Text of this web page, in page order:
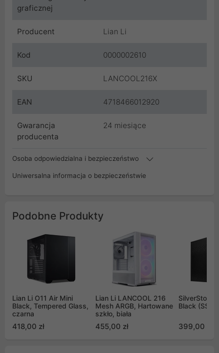
graficznej
Producent Lian Li
Kod 0000002610
SKU LANCOOL216X
EAN 4718466012920
Gwarancja
producenta
24 miesiące
Osoba odpowiedzialna i bezpieczeństwo
Uniwersalna informacja o bezpieczeństwie
Podobne Produkty
Lian Li O11 Air Mini
Black, Tempered Glass,
czarna
418,00 zł
Lian Li LANCOOL 216
Mesh ARGB, Hartowane
szkło, biała
455,00 zł
SilverStone
Black (SST-
399,00 zł